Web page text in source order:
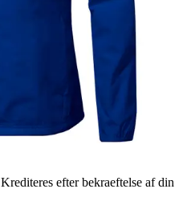
Krediteres efter bekraeftelse af din